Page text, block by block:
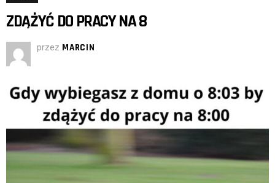
ZDĄŻYĆ DO PRACY NA 8
przez MARCIN